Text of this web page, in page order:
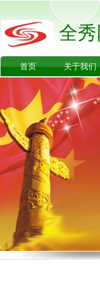
全秀
首页 关于我们